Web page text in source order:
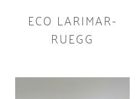
ECO LARIMAR-
RUEGG